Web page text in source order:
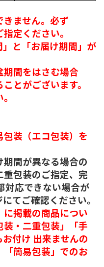
ません。必ず
定ください。
と「お届け期間」が
間をはさむ場合
とがございます。
。
装（エコ包装）を
間が異なる場合の
包装のご指定、完
対応できない場合が
てご確認ください。
掲載の商品につい
・二重包装」「手
付け 出来ませんの
簡易包装」でのお